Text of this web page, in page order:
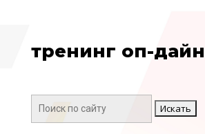
тренинг оп-дайн
Поиск: